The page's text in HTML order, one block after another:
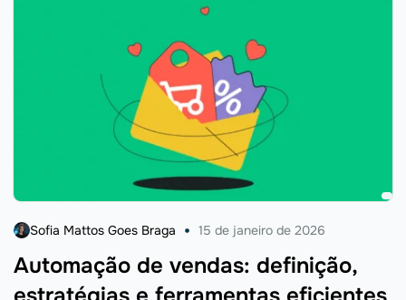
Automação de vendas: definição,
Sofia Mattos Goes Braga 15 de janeiro de 2026